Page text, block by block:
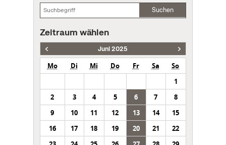
Suchen
Zeitraum wählen
Juni 2025
Mo Di Mi Do Fr Sa
So
1
2
3 4 5 6 7
8
9
10 11 12 13 14
15
16
17 18 19 20 21
22